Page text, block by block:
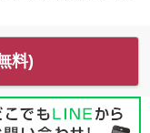
料)